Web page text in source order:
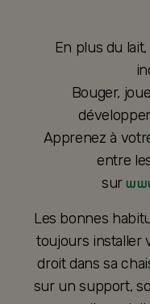
En plus du
Bouger,
Apprenez à
entre
sur
Les bonnes
toujours installer
droit dans sa
sur un support,